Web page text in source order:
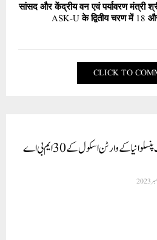
सांसद और केंद्रीय वन एवं पर्यावरण मंत्री
ASK-U के द्वितीय चरण में 18
CLICK TO
وزیر تعلیم آتشی نے یونیورسٹی آف پنسلوانیا کے وارٹن اسکول کے 30ایم بی اے